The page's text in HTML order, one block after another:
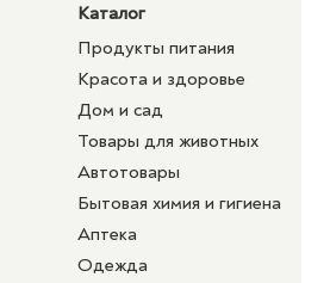
Каталог
Продукты питания
Красота и здоровье
Дом и сад
Товары для животных
Автотовары
Бытовая химия и гигиена
Аптека
Одежда